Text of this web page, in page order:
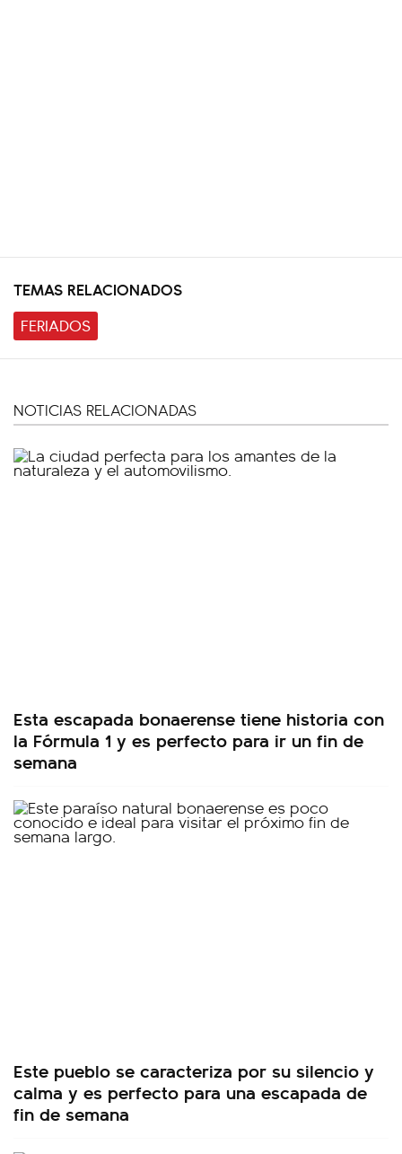
TEMAS RELACIONADOS
FERIADOS
NOTICIAS RELACIONADAS
Esta escapada bonaerense tiene historia con
la Fórmula 1 y es perfecto para ir un fin de
semana
Este pueblo se caracteriza por su silencio y
calma y es perfecto para una escapada de
fin de semana